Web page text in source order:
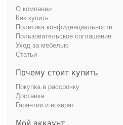
О компании
Как купить
Политика конфиденциальности
Пользовательское соглашение
Уход за мебелью
Статьи
Почему стоит купить
Покупка в рассрочку
Доставка
Гарантии и возврат